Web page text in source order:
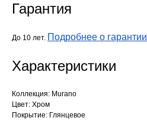
Гарантия
До 10 лет. Подробнее о гарантии
Характеристики
Коллекция: Murano
Цвет: Хром
Покрытие: Глянцевое